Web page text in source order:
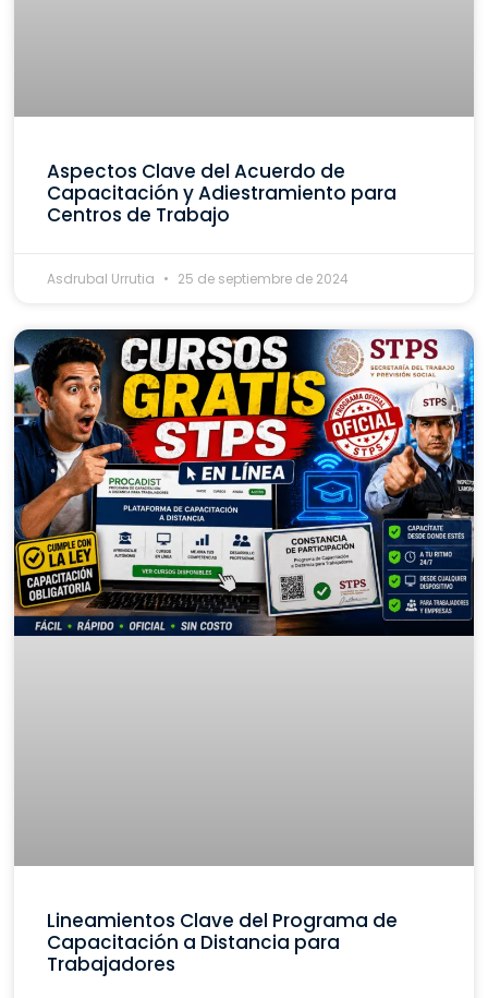
Aspectos Clave del Acuerdo de
Capacitación y Adiestramiento para
Centros de Trabajo
Asdrubal Urrutia 25 de septiembre de 2024
Lineamientos Clave del Programa de
Capacitación a Distancia para
Trabajadores